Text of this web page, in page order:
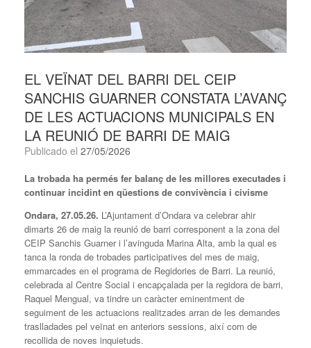
EL VEÏNAT DEL BARRI DEL CEIP
SANCHIS GUARNER CONSTATA L’AVANÇ
DE LES ACTUACIONS MUNICIPALS EN
LA REUNIÓ DE BARRI DE MAIG
Publicado el 27/05/2026
La trobada ha permés fer balanç de les millores executades i
continuar incidint en qüestions de convivència i civisme
Ondara, 27.05.26. L’Ajuntament d’Ondara va celebrar ahir
dimarts 26 de maig la reunió de barri corresponent a la zona del
CEIP Sanchis Guarner i l’avinguda Marina Alta, amb la qual es
tanca la ronda de trobades participatives del mes de maig,
emmarcades en el programa de Regidories de Barri. La reunió,
celebrada al Centre Social i encapçalada per la regidora de barri,
Raquel Mengual, va tindre un caràcter eminentment de
seguiment de les actuacions realitzades arran de les demandes
traslladades pel veïnat en anteriors sessions, així com de
recollida de noves inquietuds.